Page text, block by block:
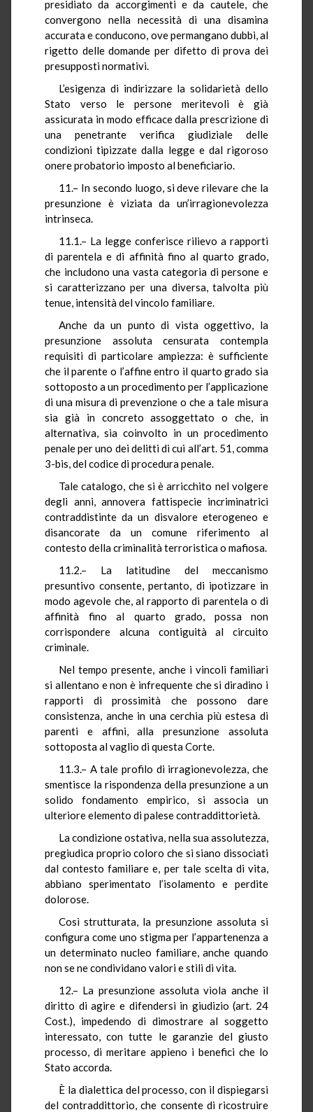
presidiato da accorgimenti e da cautele, che
convergono nella necessità di una disamina
accurata e conducono, ove permangano dubbi, al
rigetto delle domande per difetto di prova dei
presupposti normativi.
L’esigenza di indirizzare la solidarietà dello
Stato verso le persone meritevoli è già
assicurata in modo efficace dalla prescrizione di
una penetrante verifica giudiziale delle
condizioni tipizzate dalla legge e dal rigoroso
onere probatorio imposto al beneficiario.
11.– In secondo luogo, si deve rilevare che la
presunzione è viziata da un’irragionevolezza
intrinseca.
11.1.– La legge conferisce rilievo a rapporti
di parentela e di affinità fino al quarto grado,
che includono una vasta categoria di persone e
si caratterizzano per una diversa, talvolta più
tenue, intensità del vincolo familiare.
Anche da un punto di vista oggettivo, la
presunzione assoluta censurata contempla
requisiti di particolare ampiezza: è sufficiente
che il parente o l’affine entro il quarto grado sia
sottoposto a un procedimento per l’applicazione
di una misura di prevenzione o che a tale misura
sia già in concreto assoggettato o che, in
alternativa, sia coinvolto in un procedimento
penale per uno dei delitti di cui all’art. 51, comma
3-bis, del codice di procedura penale.
Tale catalogo, che si è arricchito nel volgere
degli anni, annovera fattispecie incriminatrici
contraddistinte da un disvalore eterogeneo e
disancorate da un comune riferimento al
contesto della criminalità terroristica o mafiosa.
11.2.– La latitudine del meccanismo
presuntivo consente, pertanto, di ipotizzare in
modo agevole che, al rapporto di parentela o di
affinità fino al quarto grado, possa non
corrispondere alcuna contiguità al circuito
criminale.
Nel tempo presente, anche i vincoli familiari
si allentano e non è infrequente che si diradino i
rapporti di prossimità che possono dare
consistenza, anche in una cerchia più estesa di
parenti e affini, alla presunzione assoluta
sottoposta al vaglio di questa Corte.
11.3.– A tale profilo di irragionevolezza, che
smentisce la rispondenza della presunzione a un
solido fondamento empirico, si associa un
ulteriore elemento di palese contraddittorietà.
La condizione ostativa, nella sua assolutezza,
pregiudica proprio coloro che si siano dissociati
dal contesto familiare e, per tale scelta di vita,
abbiano sperimentato l’isolamento e perdite
dolorose.
Così strutturata, la presunzione assoluta si
configura come uno stigma per l’appartenenza a
un determinato nucleo familiare, anche quando
non se ne condividano valori e stili di vita.
12.– La presunzione assoluta vìola anche il
diritto di agire e difendersi in giudizio (art. 24
Cost.), impedendo di dimostrare al soggetto
interessato, con tutte le garanzie del giusto
processo, di meritare appieno i benefici che lo
Stato accorda.
È la dialettica del processo, con il dispiegarsi
del contraddittorio, che consente di ricostruire